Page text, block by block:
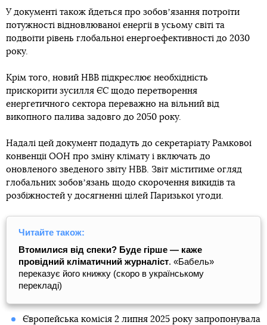
У документі також йдеться про зобовʼязання потроїти
потужності відновлюваної енергії в усьому світі та
подвоїти рівень глобальної енергоефективності до 2030
року.
Крім того, новий НВВ підкреслює необхідність
прискорити зусилля ЄС щодо перетворення
енергетичного сектора переважно на вільний від
викопного палива задовго до 2050 року.
Надалі цей документ подадуть до секретаріату Рамкової
конвенції ООН про зміну клімату і включать до
оновленого зведеного звіту НВВ. Звіт міститиме огляд
глобальних зобовʼязань щодо скорочення викидів та
розбіжностей у досягненні цілей Паризької угоди.
Читайте також:
Втомилися від спеки? Буде гірше — каже
провідний кліматичний журналіст. «Бабель»
переказує його книжку (скоро в українському
перекладі)
Європейська комісія 2 липня 2025 року запропонувала